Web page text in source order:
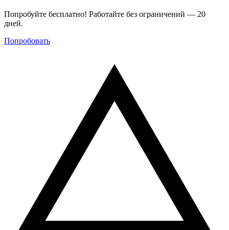
Попробуйте бесплатно! Работайте без ограничений — 20
дней.
Попробовать